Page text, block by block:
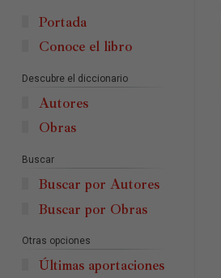
Portada
Conoce el libro
Descubre el diccionario
Autores
Obras
Buscar
Buscar por Autores
Buscar por Obras
Otras opciones
Últimas aportaciones